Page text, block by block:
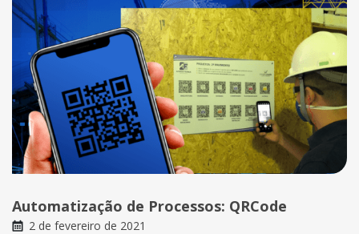
Automatização de Processos: QRCode
2 de fevereiro de 2021